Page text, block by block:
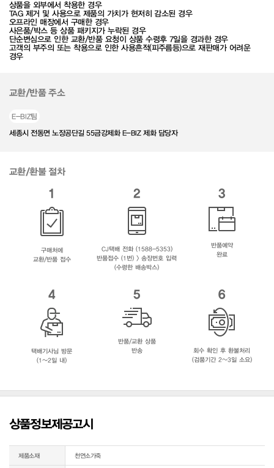
상품을 외부에서 착용한 경우
TAG 제거 및 사용으로 제품의 가치가 현저히 감소된 경우
오프라인 매장에서 구매한 경우
사은품/박스 등 상품 패키지가 누락된 경우
단순변심으로 인한 교환/반품 요청이 상품 수령후 7일을 경과한 경우
고객의 부주의 또는 착용으로 인한 사용흔적(피주름등)으로 재판매가 어려운
경우
교환/반품 주소
E-BIZ팀
세종시 전동면 노장공단길 55금강제화 E-BIZ 제화 담당자
교환/환불 절차
1
구매처에
교환/반품 접수
2
CJ택배 전화 (1588-5353)
반품접수 (1번) > 송장번호 입력
(수령한 배송박스)
3
반품예약
완료
4
택배기사님 방문
(1~2일 내)
5
반품/교환 상품
반송
6
회수 확인 후 환불처리
(검품기간 2~3일 소요)
상품정보제공고시
제품소재 천연소가죽